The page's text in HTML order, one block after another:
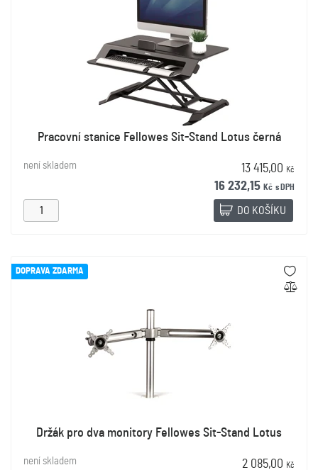
Pracovní stanice Fellowes Sit-Stand Lotus černá
není skladem 13 415,00 Kč
16 232,15 Kč s DPH
DO KOŠÍKU
DOPRAVA ZDARMA
Držák pro dva monitory Fellowes Sit-Stand Lotus
není skladem 2 085,00 Kč